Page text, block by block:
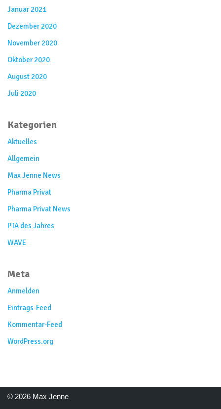
Januar 2021
Dezember 2020
November 2020
Oktober 2020
August 2020
Juli 2020
Kategorien
Aktuelles
Allgemein
Max Jenne News
Pharma Privat
Pharma Privat News
PTA des Jahres
WAVE
Meta
Anmelden
Eintrags-Feed
Kommentar-Feed
WordPress.org
© 2026 Max Jenne